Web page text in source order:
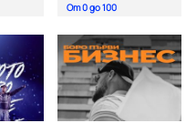
От 0 до 100